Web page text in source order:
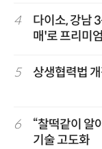
4
다이소, 강남
매'로 프리미
5 상생협력법
6
“찰떡같이 알
기술 고도화